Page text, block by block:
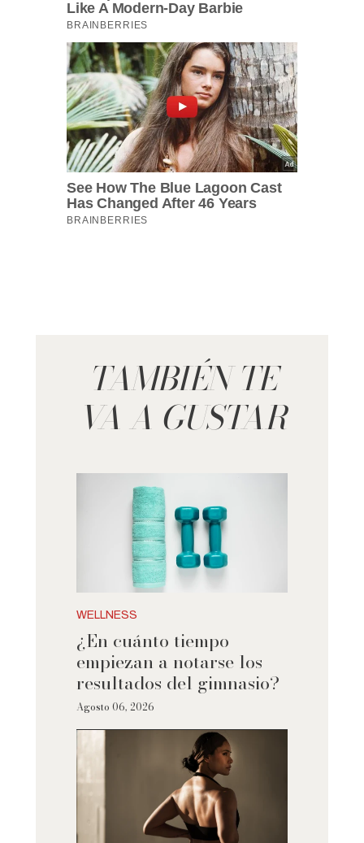
TAMBIÉN TE
VA A GUSTAR
WELLNESS
¿En cuánto tiempo
empiezan a notarse los
resultados del gimnasio?
Agosto 06, 2026